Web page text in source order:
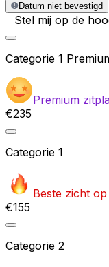
Datum niet bevestigd
Stel mij op de
Categorie 1
Premium
€235
Categorie 1
Beste zicht
€155
Categorie 2